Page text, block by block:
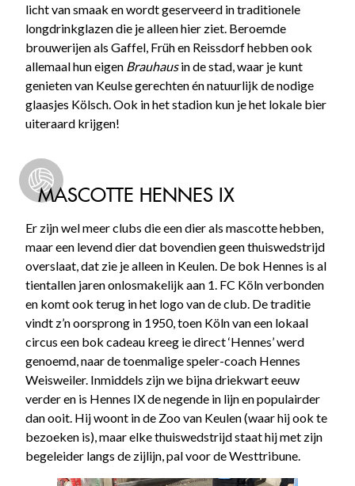
licht van smaak en wordt geserveerd in traditionele
longdrinkglazen die je alleen hier ziet. Beroemde
brouwerijen als Gaffel, Früh en Reissdorf hebben ook
allemaal hun eigen Brauhausin de stad, waar je kunt
genieten van Keulse gerechten én natuurlijk de nodige
glaasjes Kölsch. Ook in het stadion kun je het lokale bier
uiteraard krijgen!
MASCOTTE HENNES IX
Er zijn wel meer clubs die een dier als mascotte hebben,
maar een levend dier dat bovendien geen thuiswedstrijd
overslaat, dat zie je alleen in Keulen. De bok Hennes is al
tientallen jaren onlosmakelijk aan 1. FC Köln verbonden
en komt ook terug in het logo van de club. De traditie
vindt z’n oorsprong in 1950, toen Köln van een lokaal
circus een bok cadeau kreeg ie direct ‘Hennes’ werd
genoemd, naar de toenmalige speler-coach Hennes
Weisweiler. Inmiddels zijn we bijna driekwart eeuw
verder en is Hennes IX de negende in lijn en populairder
dan ooit. Hij woont in de Zoo van Keulen (waar hij ook te
bezoeken is), maar elke thuiswedstrijd staat hij met zijn
begeleider langs de zijlijn, pal voor de Westtribune.